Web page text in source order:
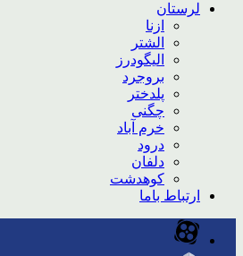
لرستان
ازنا
الشتر
الیگودرز
بروجرد
پلدختر
چگنی
خرم آباد
درود
دلفان
کوهدشت
ارتباط باما